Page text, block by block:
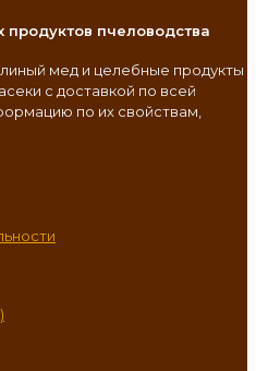
продуктов пчеловодства
мед и целебные продукты
с доставкой по всей
по их свойствам,